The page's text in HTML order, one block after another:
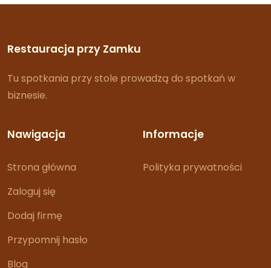
Restauracja przy Zamku
Tu spotkania przy stole prowadzą do spotkań w
biznesie.
Nawigacja
Strona główna
Zaloguj się
Dodaj firmę
Przypomnij hasło
Blog
Informacje
Polityka prywatności